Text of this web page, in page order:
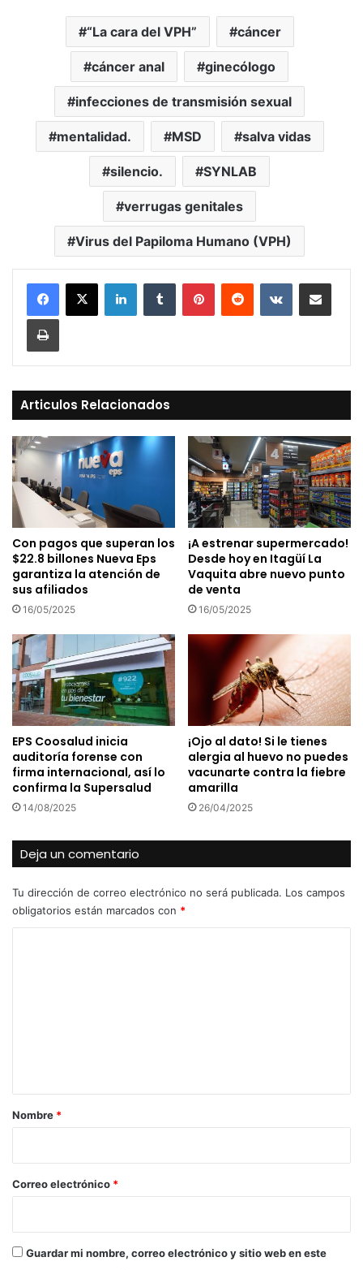
“La cara del VPH” cáncer
cáncer anal ginecólogo
infecciones de transmisión sexual
mentalidad. MSD salva vidas
silencio. SYNLAB
verrugas genitales
Virus del Papiloma Humano (VPH)
LinkedInTumblr PinterestReddit VKontakteCompartir vía Mail
Print
Articulos Relacionados
Con pagos que superan los
$22.8 billones Nueva Eps
garantiza la atención de
sus afiliados
16/05/2025
¡A estrenar supermercado!
Desde hoy en Itagüí La
Vaquita abre nuevo punto
de venta
16/05/2025
EPS Coosalud inicia
auditoría forense con
firma internacional, así lo
confirma la Supersalud
14/08/2025
¡Ojo al dato! Si le tienes
alergia al huevo no puedes
vacunarte contra la fiebre
amarilla
26/04/2025
Deja un comentario
Tu dirección de correo electrónico no será publicada. Los campos
obligatorios están marcados con *
r
*
Nombre *
Correo electrónico *
Guardar mi nombre, correo electrónico y sitio web en este